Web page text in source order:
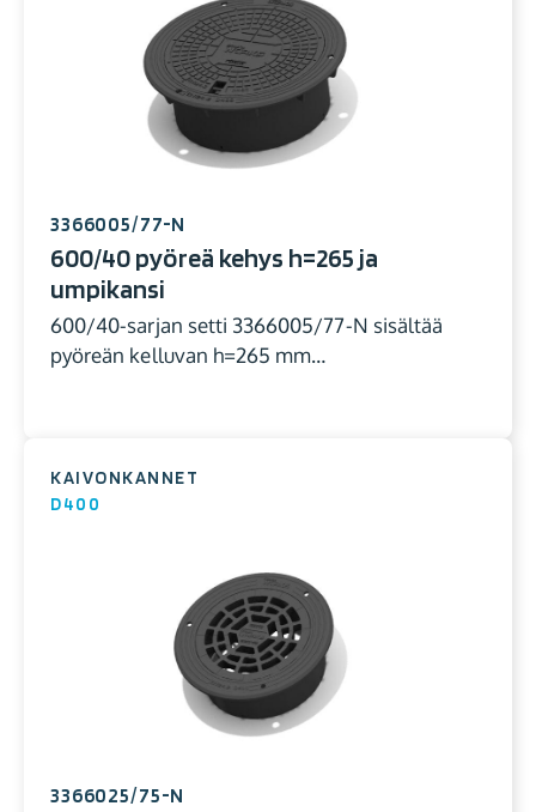
3366005/77-N
600/40 pyöreä kehys h=265 ja
umpikansi
600/40-sarjan setti 3366005/77-N sisältää
pyöreän kelluvan h=265 mm…
KAIVONKANNET
D400
3366025/75-N